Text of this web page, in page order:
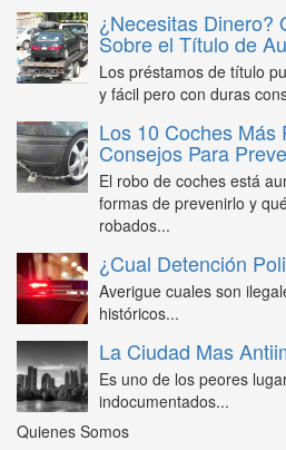
¿Necesitas Dinero?
Sobre el Título de
Los préstamos de título
y fácil pero con duras
Los 10 Coches Más
Consejos Para
El robo de coches está
formas de prevenirlo y
robados...
¿Cual Detención
Averigue cuales son
históricos...
La Ciudad Mas
Es uno de los peores
indocumentados...
Quienes Somos